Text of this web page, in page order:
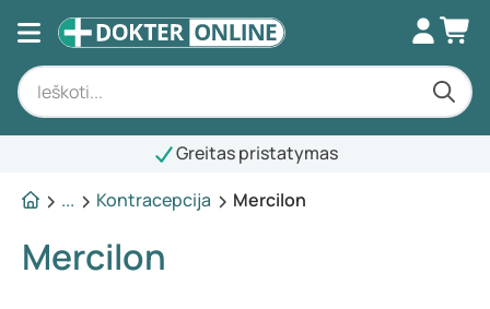
Greitas pristatymas
...
Kontracepcija Mercilon
Mercilon